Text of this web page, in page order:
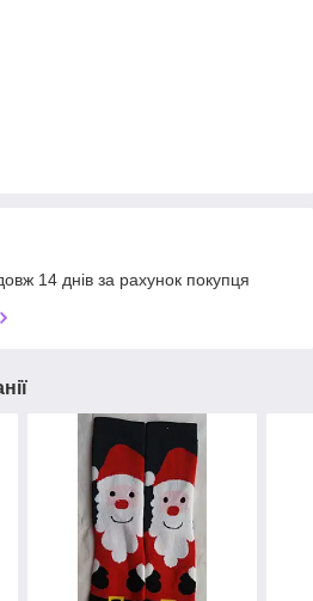
14 днів за рахунок покупця